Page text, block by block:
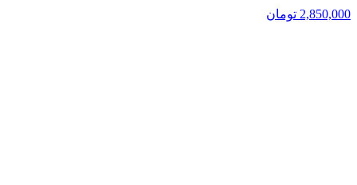
2,850,000 تومان